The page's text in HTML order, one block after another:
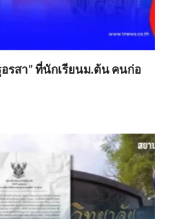
รสา” ที่นักเรียนม.ต้น คนก่อ